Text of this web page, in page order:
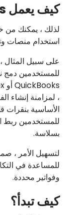
كيف يعمل Zaps؟
استخدام منصات
، لمزامنة إنشاء
الأساسية بنقرات
بسلاسة.
للمساعدة في
وفواتير محددة.
كيف تبدأ؟